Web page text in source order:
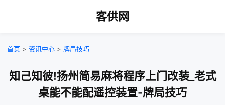
客供网
首页 > 资讯中心 > 牌局技巧
知己知彼!扬州简易麻将程序上门改装_老式
桌能不能配遥控装置-牌局技巧